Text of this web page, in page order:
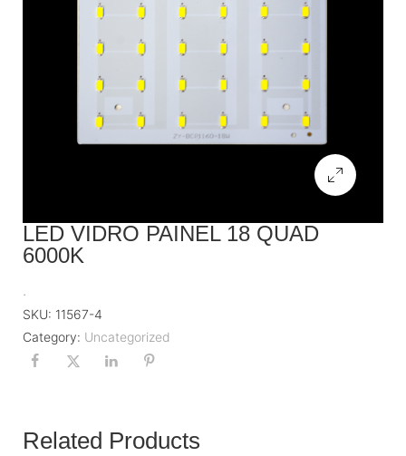
LED VIDRO PAINEL 18 QUAD
6000K
.
SKU: 11567-4
Category: Uncategorized
Related Products